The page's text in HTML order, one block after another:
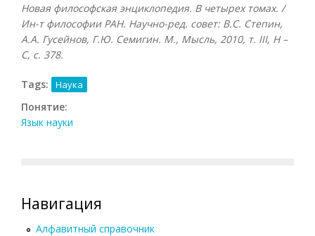
Новая философская энциклопедия. В четырех томах. /
Ин-т философии РАН. Научно-ред. совет: В.С. Степин,
А.А. Гусейнов, Г.Ю. Семигин. М., Мысль, 2010, т. III, Н –
С, с. 378.
Tags: Наука
Понятие:
Язык науки
Навигация
Алфавитный справочник